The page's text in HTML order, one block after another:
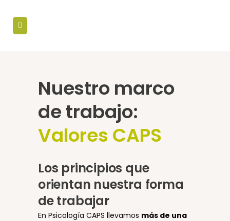
Nuestro marco
de trabajo:
Valores CAPS
Los principios que
orientan nuestra forma
de trabajar
En Psicología CAPS llevamos más de una